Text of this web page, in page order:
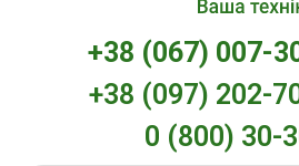
+38 (067) 007-
+38 (097) 202-
0 (800) 30-